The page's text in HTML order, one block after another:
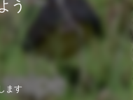
う
ます